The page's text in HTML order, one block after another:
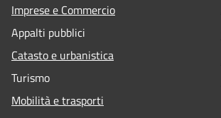
Imprese e Commercio
Appalti pubblici
Catasto e urbanistica
Turismo
Mobilità e trasporti